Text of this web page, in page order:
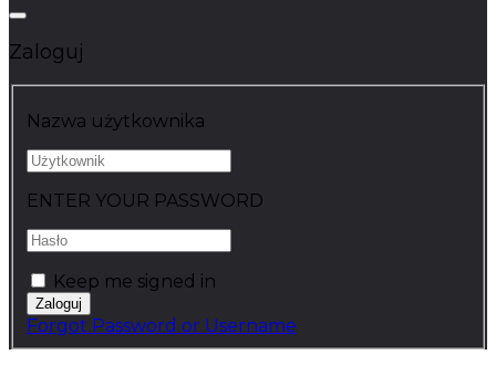
Zaloguj
Nazwa użytkownika
ENTER YOUR PASSWORD
Keep me signed in
Forgot Password or Username